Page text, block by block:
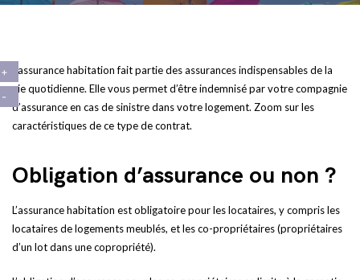
L’assurance habitation fait partie des assurances indispensables de la
vie quotidienne. Elle vous permet d’être indemnisé par votre compagnie
d’assurance en cas de sinistre dans votre logement. Zoom sur les
caractéristiques de ce type de contrat.
Obligation d’assurance ou non ?
L’assurance habitation est obligatoire pour les locataires, y compris les
locataires de logements meublés, et les co-propriétaires (propriétaires
d’un lot dans une copropriété).